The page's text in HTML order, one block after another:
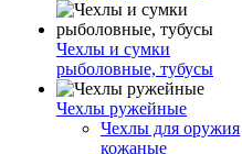
Чехлы и сумки
рыболовные, тубусы
Чехлы ружейные
Чехлы для оружия
кожаные